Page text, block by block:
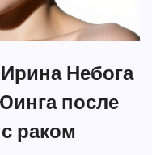
Небога
после
раком